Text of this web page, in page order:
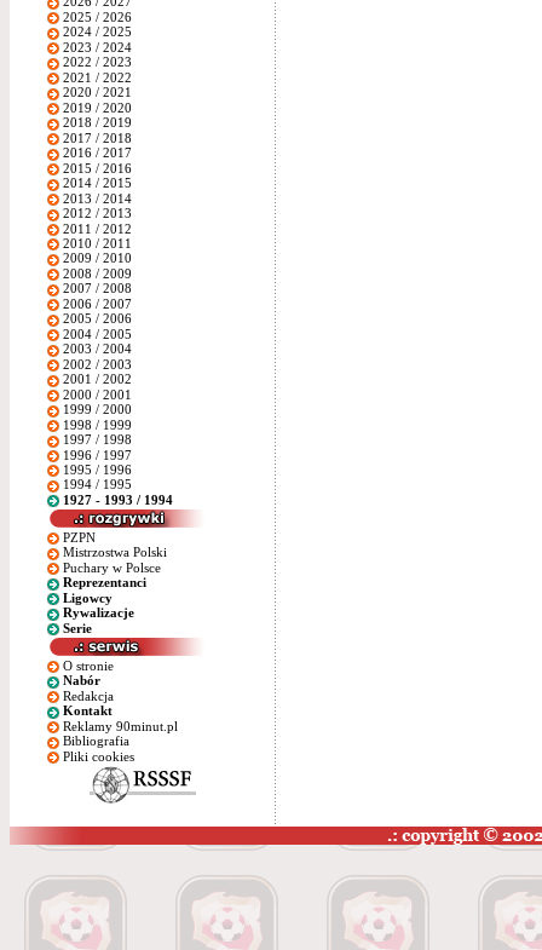
2025 / 2026
2024 / 2025
2023 / 2024
2022 / 2023
2021 / 2022
2020 / 2021
2019 / 2020
2018 / 2019
2017 / 2018
2016 / 2017
2015 / 2016
2014 / 2015
2013 / 2014
2012 / 2013
2011 / 2012
2010 / 2011
2009 / 2010
2008 / 2009
2007 / 2008
2006 / 2007
2005 / 2006
2004 / 2005
2003 / 2004
2002 / 2003
2001 / 2002
2000 / 2001
1999 / 2000
1998 / 1999
1997 / 1998
1996 / 1997
1995 / 1996
1994 / 1995
1927 - 1993 / 1994
PZPN
Mistrzostwa Polski
Puchary w Polsce
Reprezentanci
Ligowcy
Rywalizacje
Serie
O stronie
Nabór
Redakcja
Kontakt
Reklamy 90minut.pl
Bibliografia
Pliki cookies